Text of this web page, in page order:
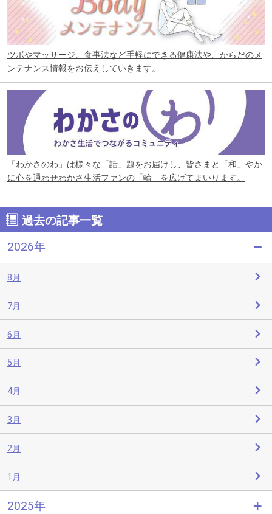
ツボやマッサージ、食事法など手軽にできる健康法や、からだのメ
ンテナンス情報をお伝えしていきます。
「わかさのわ」は様々な「話」題をお届けし、皆さまと「和」やか
に心を通わせわかさ生活ファンの「輪」を広げてまいります。
過去の記事一覧
2026年
8月
7月
6月
5月
4月
3月
2月
1月
2025年